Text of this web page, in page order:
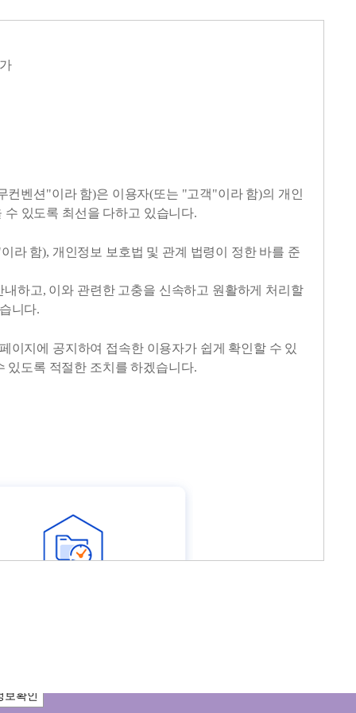
벤션"이라 함)은 이용자(또는 "고객"이라 함)의 개인
있도록 최선을 다하고 있습니다.
라 함), 개인정보 보호법 및 관계 법령이 정한 바를 준
하고, 이와 관련한 고충을 신속하고 원활하게 처리할
니다.
이지에 공지하여 접속한 이용자가 쉽게 확인할 수 있
있도록 적절한 조치를 하겠습니다.
보확인